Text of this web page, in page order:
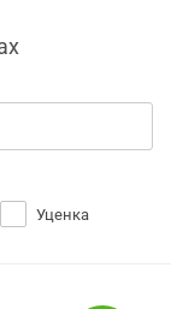
Уценка